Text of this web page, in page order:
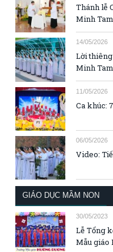
Thánh lễ
Minh
14/05/2026
Lời thiêng
Minh
11/05/2026
Ca khúc:
06/05/2026
Video:
GIÁO DỤC MẦM NON
30/05/2023
Lễ Tổng
Mẫu giáo